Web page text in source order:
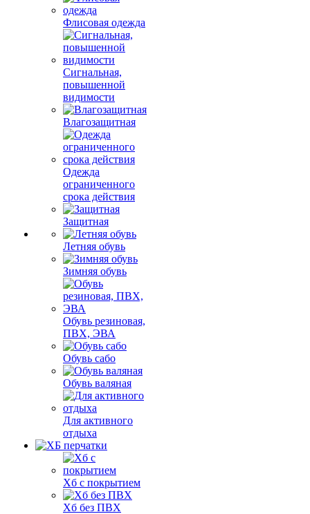
Флисовая одежда
Сигнальная,
повышенной
видимости
Влагозащитная
Одежда
ограниченного
срока действия
Защитная
Летняя обувь
Зимняя обувь
Обувь резиновая,
ПВХ, ЭВА
Обувь сабо
Обувь валяная
Для активного
отдыха
Хб с покрытием
Хб без ПВХ